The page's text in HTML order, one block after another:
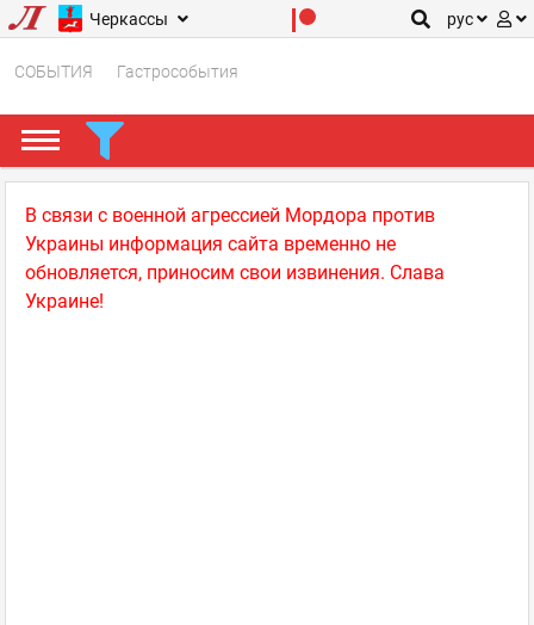
Черкассы рус
СОБЫТИЯ Гастрособытия
В связи с военной агрессией Мордора против
Украины информация сайта временно не
обновляется, приносим свои извинения. Слава
Украине!